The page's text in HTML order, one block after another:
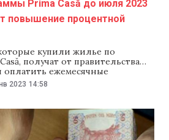
Prima Casă до июля 2023
повышение процентной
купили жилье по
получат от правительства
ежемесячные
кредиту, которые в конце
на 2% дороже. На заседании 25
предусмотрено 75 млн леев.
компенсации
2023 14:58